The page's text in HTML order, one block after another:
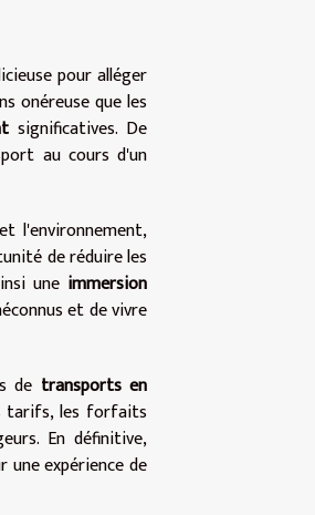
pour alléger
onéreuse que les
significatives. De
au cours d'un
l'environnement,
de réduire les
une immersion
et de vivre
de transports en
tarifs, les forfaits
En définitive,
expérience de